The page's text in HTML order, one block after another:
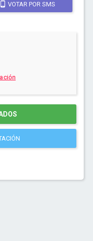
VOTAR POR SMS